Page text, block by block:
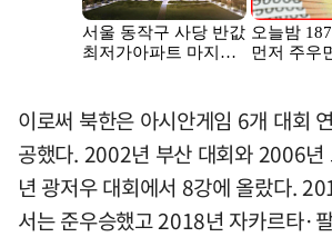
이로써 북한은 아시안게임 6개 대회
공했다. 2002년 부산 대회와 2006
년 광저우 대회에서 8강에 올랐다.
서는 준우승했고 2018년 자카르타·